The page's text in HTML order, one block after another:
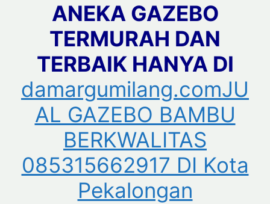
ANEKA GAZEBO
TERMURAH DAN
TERBAIK HANYA DI
damargumilang.comJU
AL GAZEBO BAMBU
BERKWALITAS
085315662917 DI Kota
Pekalongan